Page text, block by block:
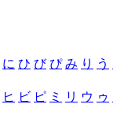
に ひ び ぴ み り う
ヒ ビ ピ ミ リ ウ ゥ